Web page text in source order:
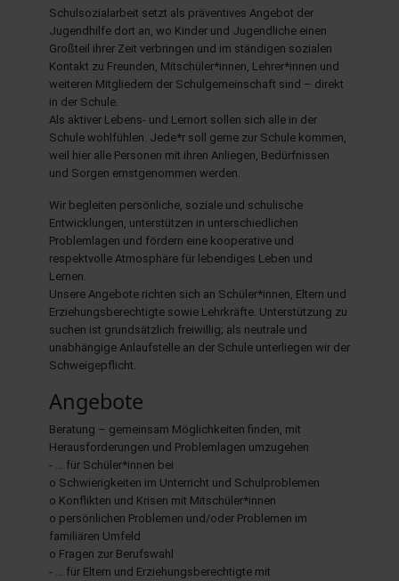
Schulsozialarbeit setzt als präventives Angebot der
Jugendhilfe dort an, wo Kinder und Jugendliche einen
Großteil ihrer Zeit verbringen und im ständigen sozialen
Kontakt zu Freunden, Mitschüler*innen, Lehrer*innen und
weiteren Mitgliedern der Schulgemeinschaft sind – direkt
in der Schule.
Als aktiver Lebens- und Lernort sollen sich alle in der
Schule wohlfühlen. Jede*r soll gerne zur Schule kommen,
weil hier alle Personen mit ihren Anliegen, Bedürfnissen
und Sorgen ernstgenommen werden.
Wir begleiten persönliche, soziale und schulische
Entwicklungen, unterstützen in unterschiedlichen
Problemlagen und fördern eine kooperative und
respektvolle Atmosphäre für lebendiges Leben und
Lernen.
Unsere Angebote richten sich an Schüler*innen, Eltern und
Erziehungsberechtigte sowie Lehrkräfte. Unterstützung zu
suchen ist grundsätzlich freiwillig; als neutrale und
unabhängige Anlaufstelle an der Schule unterliegen wir der
Schweigepflicht.
Angebote
Beratung – gemeinsam Möglichkeiten finden, mit
Herausforderungen und Problemlagen umzugehen
- … für Schüler*innen bei
o Schwierigkeiten im Unterricht und Schulproblemen
o Konflikten und Krisen mit Mitschüler*innen
o persönlichen Problemen und/oder Problemen im
familiären Umfeld
o Fragen zur Berufswahl
- … für Eltern und Erziehungsberechtigte mit